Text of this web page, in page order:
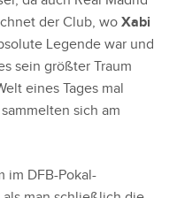
der Club, wo Xabi
Legende war und
sein größter Traum
eines Tages mal
sich am
im DFB-Pokal-